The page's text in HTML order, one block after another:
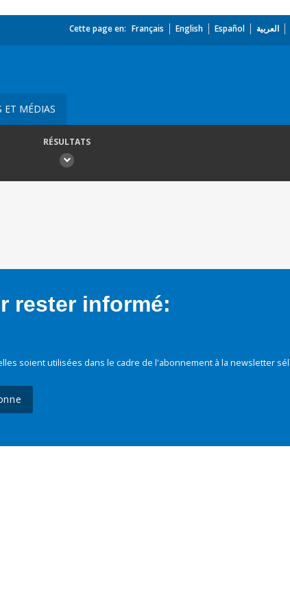
Cette page en: Français English Español العربية
ET MÉDIAS
RÉSULTATS
rester informé:
soient utilisées dans le cadre de l'abonnement à la newsletter